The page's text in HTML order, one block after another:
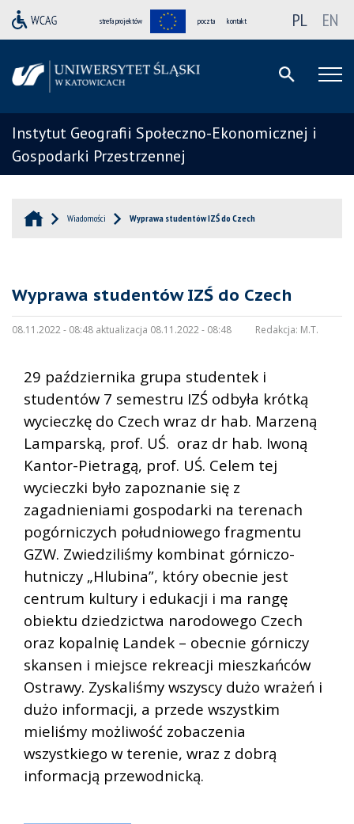
strefa projektów poczta kontakt PL EN
Instytut Geografii Społeczno-Ekonomicznej i
Gospodarki Przestrzennej
Wiadomości Wyprawa studentów IZŚ do Czech
Wyprawa studentów IZŚ do Czech
08.11.2022 - 08:48 aktualizacja 08.11.2022 - 08:48 Redakcja: M.T.
29 października grupa studentek i
studentów 7 semestru IZŚ odbyła krótką
wycieczkę do Czech wraz dr hab. Marzeną
Lamparską, prof. UŚ. oraz dr hab. Iwoną
Kantor-Pietragą, prof. UŚ. Celem tej
wycieczki było zapoznanie się z
zagadnieniami gospodarki na terenach
pogórniczych południowego fragmentu
GZW. Zwiedziliśmy kombinat górniczo-
hutniczy „Hlubina”, który obecnie jest
centrum kultury i edukacji i ma rangę
obiektu dziedzictwa narodowego Czech
oraz kopalnię Landek – obecnie górniczy
skansen i miejsce rekreacji mieszkańców
Ostrawy. Zyskaliśmy wszyscy dużo wrażeń i
dużo informacji, a przede wszystkim
mieliśmy możliwość zobaczenia
wszystkiego w terenie, wraz z dobrą
informacją przewodnicką.